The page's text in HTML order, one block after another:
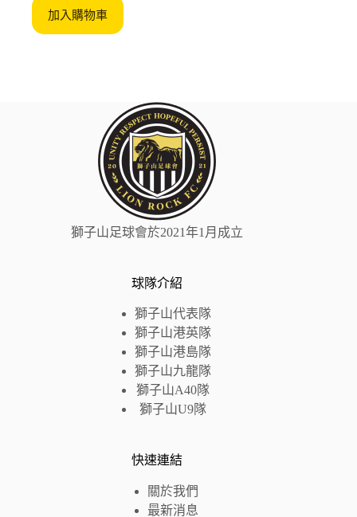
加入購物車
獅子山足球會於2021年1月成立
球隊介紹
獅子山代表隊
獅子山港英隊
獅子山港島隊
獅子山九龍隊
獅子山A40隊
獅子山U9隊
快速連結
關於我們
最新消息